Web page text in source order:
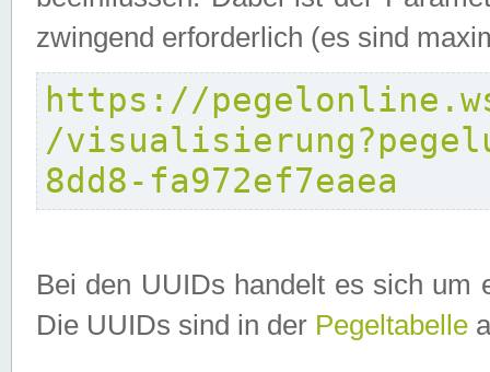
zwingend erforderlich (es sind
https://
/
8dd8-fa972ef7eaea
Bei den UUIDs handelt es sich um
Die UUIDs sind in der Pegeltabelle